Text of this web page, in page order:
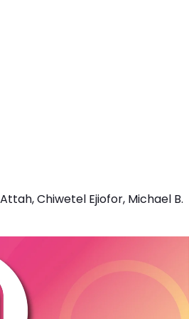
Chiwetel Ejiofor, Michael B.